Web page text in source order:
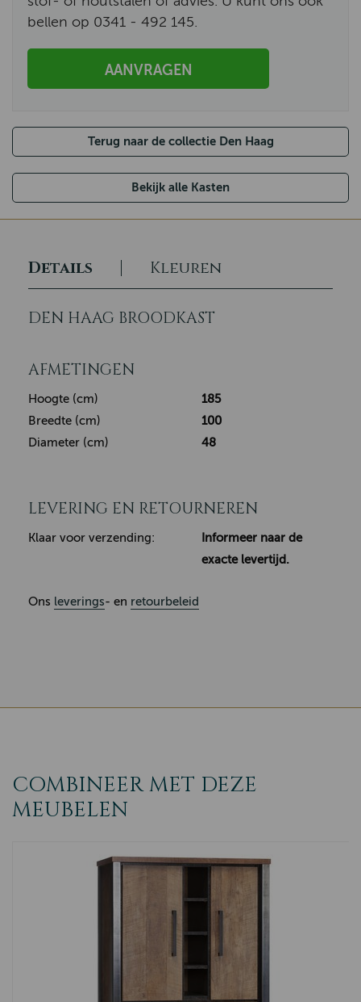
bellen op 0341 - 492 145.
AANVRAGEN
Terug naar de collectie Den Haag
Bekijk alle Kasten
Details Kleuren
DEN HAAG BROODKAST
AFMETINGEN
Hoogte (cm)
185
Breedte (cm)
100
Diameter (cm)
48
LEVERING EN RETOURNEREN
Klaar voor verzending:
Informeer naar de
exacte levertijd.
Ons leverings- en retourbeleid
COMBINEER MET DEZE
MEUBELEN